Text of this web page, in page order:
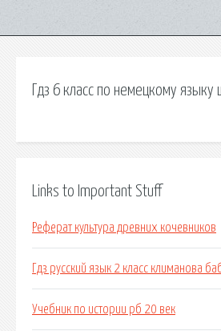
Гдз 6 класс по немецкому языку
Links to Important Stuff
Реферат культура древних кочевников
Гдз русский язык 2 класс климанова
Учебник по истории рб 20 век